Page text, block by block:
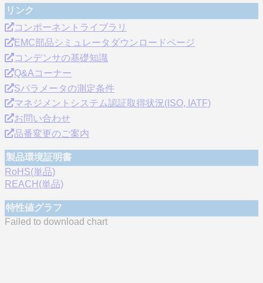
リンク
コンポーネントライブラリ
EMC部品シミュレータダウンロードページ
コンデンサの基礎知識
Q&Aコーナー
Sパラメータの測定条件
マネジメントシステム認証取得状況(ISO, IATF)
お問い合わせ
品番変更のご案内
製品環境証明書
RoHS(単品)
REACH(単品)
特性値グラフ
Failed to download chart